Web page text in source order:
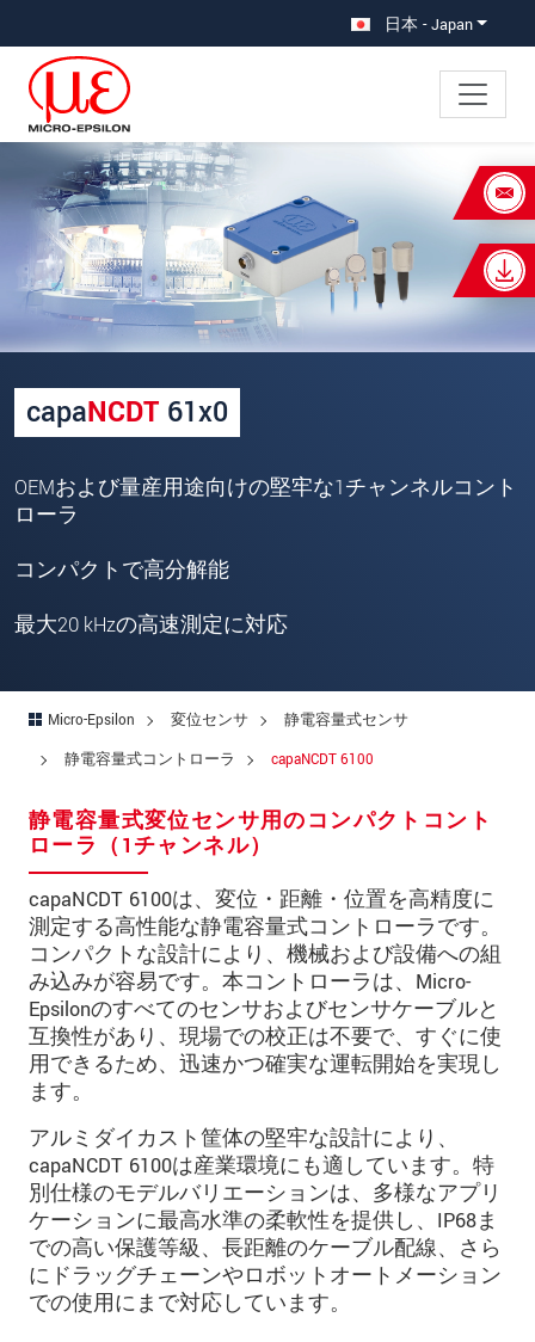
日本 - Japan
capaNCDT 61x0
OEMおよび量産用途向けの堅牢な1チャンネルコント
ローラ
コンパクトで高分解能
最大20 kHzの高速測定に対応
Micro-Epsilon 変位センサ
静電容量式センサ
静電容量式コントローラ
capaNCDT 6100
静電容量式変位センサ用のコンパクトコント
ローラ（1チャンネル）
capaNCDT 6100は、変位・距離・位置を高精度に
測定する高性能な静電容量式コントローラです。
コンパクトな設計により、機械および設備への組
み込みが容易です。本コントローラは、Micro-
Epsilonのすべてのセンサおよびセンサケーブルと
互換性があり、現場での校正は不要で、すぐに使
用できるため、迅速かつ確実な運転開始を実現し
ます。
アルミダイカスト筐体の堅牢な設計により、
capaNCDT 6100は産業環境にも適しています。特
別仕様のモデルバリエーションは、多様なアプリ
ケーションに最高水準の柔軟性を提供し、IP68ま
での高い保護等級、長距離のケーブル配線、さら
にドラッグチェーンやロボットオートメーション
での使用にまで対応しています。
×
あなたのリクエスト capaNCDT
6100
名 *
会社名*
所在地
所在地
*
国 *
電話
メールアドレ
ス *
メッセージ*
ご連絡願います
印刷された製品カタログを送ってくだ
さい
直接訪問してほしい
* 必須フィールド。
私たちはお客様の個人情報を内密に扱います。
個人情報に関するプライバシーステートメント
をお読みください。.
メッセージを送信する